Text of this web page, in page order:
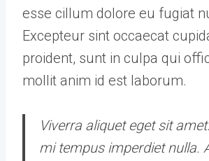
esse cillum dolore eu fugiat
Excepteur sint occaecat
proident, sunt in culpa qui
mollit anim id est laborum.
Viverra aliquet eget sit
mi tempus imperdiet nulla.